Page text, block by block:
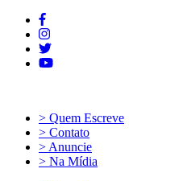
> Quem Escreve
> Contato
> Anuncie
> Na Mídia